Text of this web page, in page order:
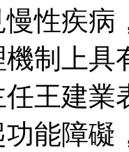
性疾病
制上
王建業
能障